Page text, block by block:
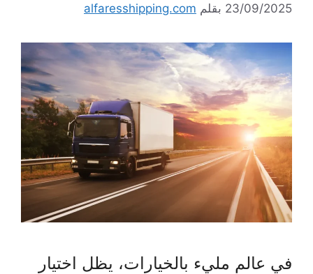
23/09/2025 بقلم alfaresshipping.com
في عالم مليء بالخيارات، يظل اختيار